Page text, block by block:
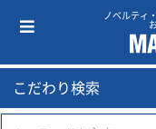
ノベルティ
こだわり検索